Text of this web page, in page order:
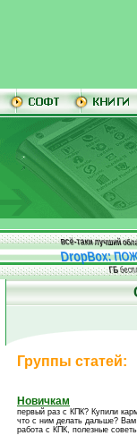
всё-таки лучший
DropBox:
ГБ
Группы статей:
Новичкам
первый раз с КПК? Купили
что с ним делать дальше?
работа с КПК, полезные